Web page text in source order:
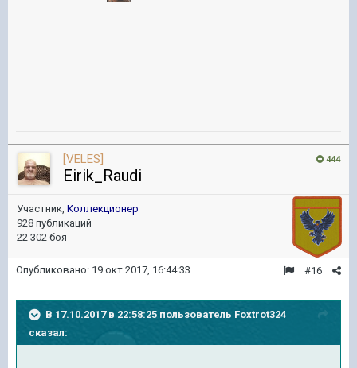
444
[VELES]
Eirik_Raudi
Участник, Коллекционер
928 публикаций
22 302 боя
#16
Опубликовано: 19 окт 2017, 16:44:33
В 17.10.2017 в 22:58:25 пользователь Foxtrot324
сказал: